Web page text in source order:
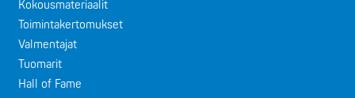
Kokousmateriaalit
Toimintakertomukset
Valmentajat
Tuomarit
Hall of Fame